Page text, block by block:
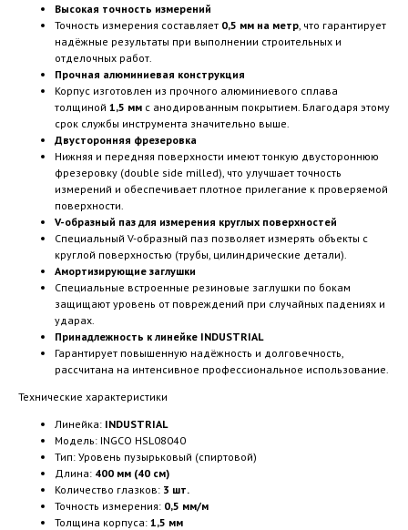
Высокая точность измерений
Точность измерения составляет 0,5 мм на метр, что гарантирует
надёжные результаты при выполнении строительных и
отделочных работ.
Прочная алюминиевая конструкция
Корпус изготовлен из прочного алюминиевого сплава
толщиной 1,5 мм с анодированным покрытием. Благодаря этому
срок службы инструмента значительно выше.
Двусторонняя фрезеровка
Нижняя и передняя поверхности имеют тонкую двустороннюю
фрезеровку (double side milled), что улучшает точность
измерений и обеспечивает плотное прилегание к проверяемой
поверхности.
V-образный паз для измерения круглых поверхностей
Специальный V-образный паз позволяет измерять объекты с
круглой поверхностью (трубы, цилиндрические детали).
Амортизирующие заглушки
Специальные встроенные резиновые заглушки по бокам
защищают уровень от повреждений при случайных падениях и
ударах.
Принадлежность к линейке INDUSTRIAL
Гарантирует повышенную надёжность и долговечность,
рассчитана на интенсивное профессиональное использование.
Технические характеристики
Линейка: INDUSTRIAL
Модель: INGCO HSL08040
Тип: Уровень пузырьковый (спиртовой)
Длина: 400 мм (40 см)
Количество глазков: 3 шт.
Точность измерения: 0,5 мм/м
Толщина корпуса: 1,5 мм